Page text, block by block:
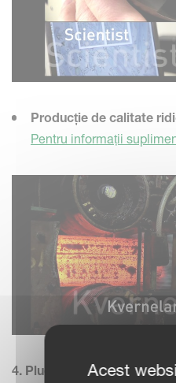
Producție de calitate
Pentru informații
4. Pluguri pe care
Acest